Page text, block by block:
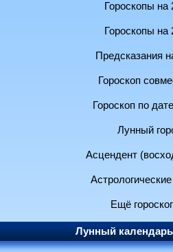
Гороскопы на
Гороскопы на
Предсказания
Гороскоп
Гороскоп по
Лунный
Асцендент
Ещё
Лунный календарь